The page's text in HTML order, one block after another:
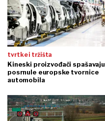
tvrtke i tržišta
Kineski proizvođači spašavaju
posrnule europske tvornice
automobila